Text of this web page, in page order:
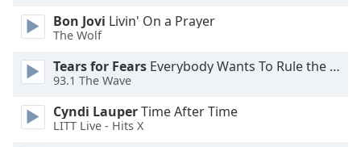
window.
Bon Jovi Livin' On a Prayer
The Wolf
Tears for Fears Everybody Wants To Rule the World
93.1 The Wave
Cyndi LauperTime After Time
LITT Live - Hits X